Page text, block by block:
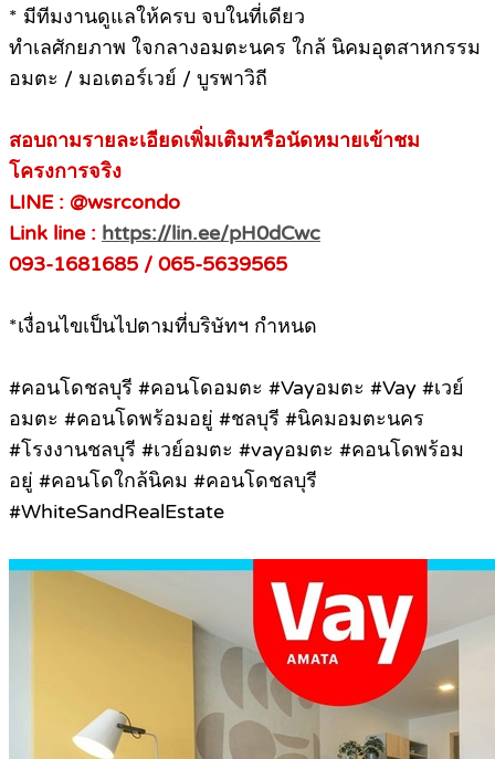
* มีทีมงานดูแลให้ครบ จบในที่เดียว
ทำเลศักยภาพ ใจกลางอมตะนคร ใกล้ นิคมอุตสาหกรรม
อมตะ / มอเตอร์เวย์ / บูรพาวิถี
สอบถามรายละเอียดเพิ่มเติมหรือนัดหมายเข้าชม
โครงการจริง
LINE : @wsrcondo
Link line : https://lin.ee/pH0dCwc
093-1681685 / 065-5639565
*เงื่อนไขเป็นไปตามที่บริษัทฯ กำหนด
#คอนโดชลบุรี #คอนโดอมตะ #Vayอมตะ #Vay #เวย์
อมตะ #คอนโดพร้อมอยู่ #ชลบุรี #นิคมอมตะนคร
#โรงงานชลบุรี #เวย์อมตะ #vayอมตะ #คอนโดพร้อม
อยู่ #คอนโดใกล้นิคม #คอนโดชลบุรี
#WhiteSandRealEstate